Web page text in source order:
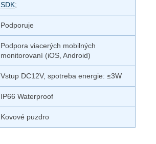
SDK;
Podporuje
Podpora viacerých mobilných
monitorovaní (iOS, Android)
Vstup DC12V, spotreba energie: ≤3W
IP66 Waterproof
Kovové puzdro